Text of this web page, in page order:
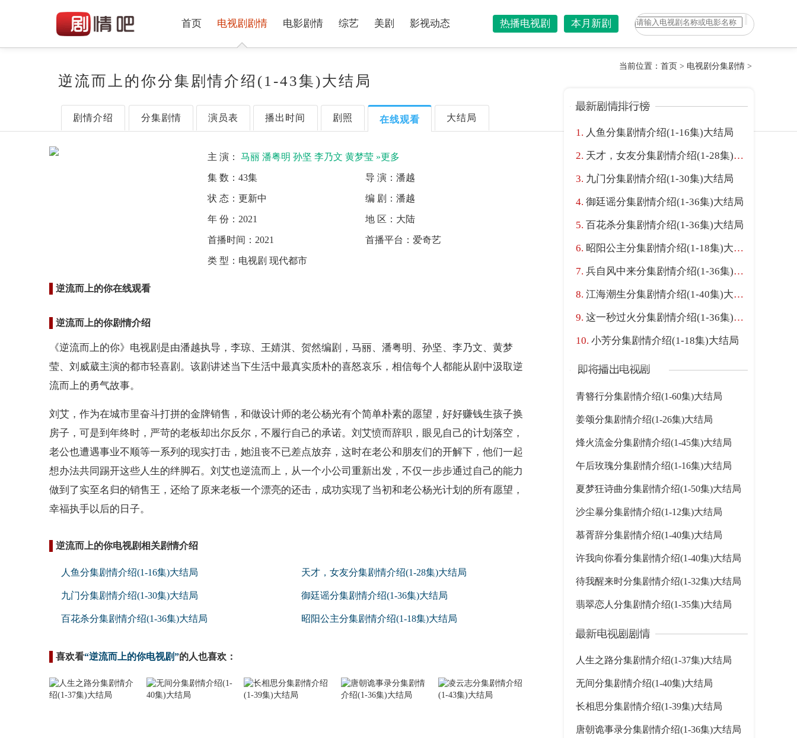
首页 电视剧剧情 电影剧情 综艺 美剧 影视动态 本月新剧
热播电视剧
逆流而上的你分集剧情介绍(1-43集)大结局
剧情介绍 分集剧情 演员表 播出时间 剧照 在线观看 大结局
当前位置： 首页 > 电视剧分集剧情 >
主 演： 马丽 潘粤明 孙坚 李乃文 黄梦莹 »更多
集 数：43集 导 演：潘越
状 态：更新中 编 剧：潘越
年 份： 2021 地 区： 大陆
首播时间： 2021 首播平台： 爱奇艺
类 型： 电视剧 现代都市
逆流而上的你在线观看
逆流而上的你剧情介绍
《逆流而上的你》电视剧是由潘越执导，李琼、王婧淇、贺然编剧，马丽、潘粤明、孙坚、李乃文、黄梦
莹、刘威葳主演的都市轻喜剧。该剧讲述当下生活中最真实质朴的喜怒哀乐，相信每个人都能从剧中汲取逆
流而上的勇气故事。
刘艾，作为在城市里奋斗打拼的金牌销售，和做设计师的老公杨光有个简单朴素的愿望，好好赚钱生孩子换
房子，可是到年终时，严苛的老板却出尔反尔，不履行自己的承诺。刘艾愤而辞职，眼见自己的计划落空，
老公也遭遇事业不顺等一系列的现实打击，她沮丧不已差点放弃，这时在老公和朋友们的开解下，他们一起
想办法共同踢开这些人生的绊脚石。刘艾也逆流而上，从一个小公司重新出发，不仅一步步通过自己的能力
做到了实至名归的销售王，还给了原来老板一个漂亮的还击，成功实现了当初和老公杨光计划的所有愿望，
幸福执手以后的日子。
逆流而上的你电视剧相关剧情介绍
人鱼分集剧情介绍(1-16集)大结局 天才，女友分集剧情介绍(1-28集)大结局
九门分集剧情介绍(1-30集)大结局 御廷谣分集剧情介绍(1-36集)大结局
百花杀分集剧情介绍(1-36集)大结局 昭阳公主分集剧情介绍(1-18集)大结局
喜欢看“逆流而上的你电视剧”的人也喜欢：
人鱼分集剧情介绍(1-16集)大结局
天才，女友分集剧情介绍(1-28集)大结局
九门分集剧情介绍(1-30集)大结局
御廷谣分集剧情介绍(1-36集)大结局
百花杀分集剧情介绍(1-36集)大结局
昭阳公主分集剧情介绍(1-18集)大结局
兵自风中来分集剧情介绍(1-36集)大结局
江海潮生分集剧情介绍(1-40集)大结局
这一秒过火分集剧情介绍(1-36集)大结局
小芳分集剧情介绍(1-18集)大结局
青簪行分集剧情介绍(1-60集)大结局
姜颂分集剧情介绍(1-26集)大结局
烽火流金分集剧情介绍(1-45集)大结局
午后玫瑰分集剧情介绍(1-16集)大结局
夏梦狂诗曲分集剧情介绍(1-50集)大结局
沙尘暴分集剧情介绍(1-12集)大结局
慕胥辞分集剧情介绍(1-40集)大结局
许我向你看分集剧情介绍(1-40集)大结局
待我醒来时分集剧情介绍(1-32集)大结局
翡翠恋人分集剧情介绍(1-35集)大结局
人生之路分集剧情介绍(1-37集)大结局
无间分集剧情介绍(1-40集)大结局
长相思分集剧情介绍(1-39集)大结局
唐朝诡事录分集剧情介绍(1-36集)大结局